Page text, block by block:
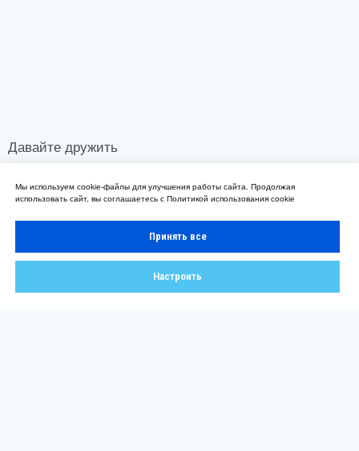
Мы используем cookie-файлы для улучшения работы сайта. Продолжая
использовать сайт, вы соглашаетесь с Политикой использования cookie
Принять все
Настроить